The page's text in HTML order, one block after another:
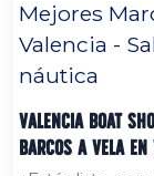
Valencia Boat
Barcos a Vela en